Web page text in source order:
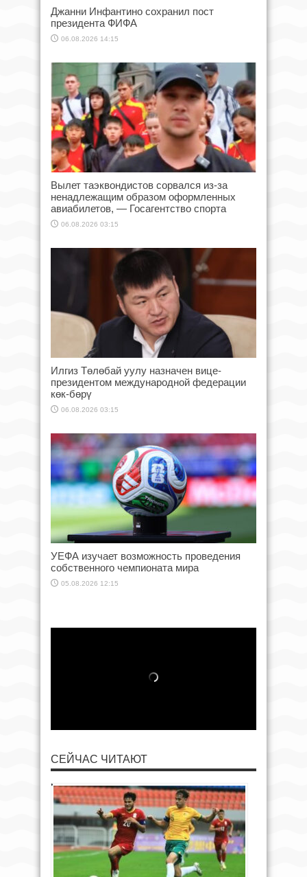
Джанни Инфантино сохранил пост
президента ФИФА
06.08.2026 14:15
Вылет таэквондистов сорвался из-за
ненадлежащим образом оформленных
авиабилетов, — Госагентство спорта
06.08.2026 03:15
Илгиз Төлөбай уулу назначен вице-
президентом международной федерации
көк-бөрү
06.08.2026 03:15
УЕФА изучает возможность проведения
собственного чемпионата мира
05.08.2026 12:15
СЕЙЧАС ЧИТАЮТ